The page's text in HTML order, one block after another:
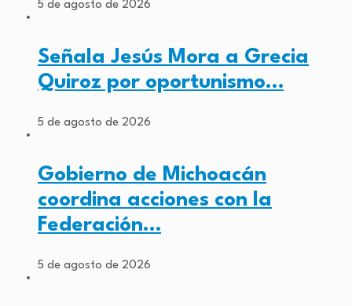
5 de agosto de 2026
Señala Jesús Mora a Grecia
Quiroz por oportunismo…
5 de agosto de 2026
Gobierno de Michoacán
coordina acciones con la
Federación…
5 de agosto de 2026